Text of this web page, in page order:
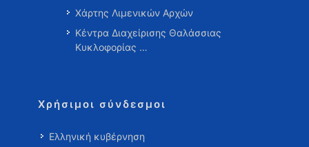
Χάρτης Λιμενικών Αρχών
Κέντρα Διαχείρισης Θαλάσσιας
Κυκλοφορίας …
Χρήσιμοι σύνδεσμοι
Ελληνική κυβέρνηση